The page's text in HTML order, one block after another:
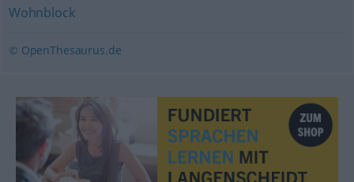
Wohnblock
© OpenThesaurus.de